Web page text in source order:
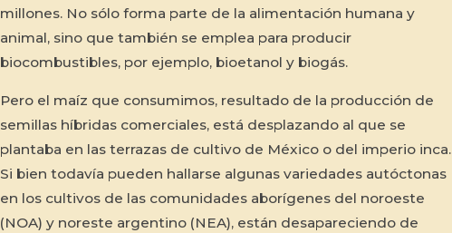
millones. No sólo forma parte de la alimentación humana y
animal, sino que también se emplea para producir
biocombustibles, por ejemplo, bioetanol y biogás.
Pero el maíz que consumimos, resultado de la producción de
semillas híbridas comerciales, está desplazando al que se
plantaba en las terrazas de cultivo de México o del imperio inca.
Si bien todavía pueden hallarse algunas variedades autóctonas
en los cultivos de las comunidades aborígenes del noroeste
(NOA) y noreste argentino (NEA), están desapareciendo de